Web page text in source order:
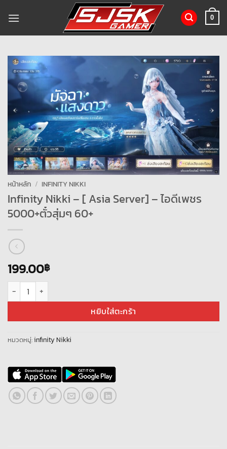
0
หน้าหลัก / INFINITY NIKKI
Infinity Nikki – [ Asia Server] – ไอดีเพชร
5000+ตั๋วสุ่มๆ 60+
199.00฿
จำนวน Infinity Nikki - [ Asia Server] - ไอดีเพชร 5000+ตั๋วสุ่มๆ 60+ ชิ้น
หยิบใส่ตะกร้า
หมวดหมู่:infinity Nikki